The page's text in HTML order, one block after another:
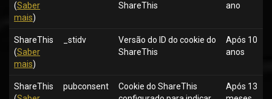
(Saber
mais)
ShareThis
ano
ShareThis
(Saber
mais)
_stidv
Versão do ID do cookie do
ShareThis
Após 10
anos
ShareThis
pubconsent
Cookie do ShareThis
Após 13